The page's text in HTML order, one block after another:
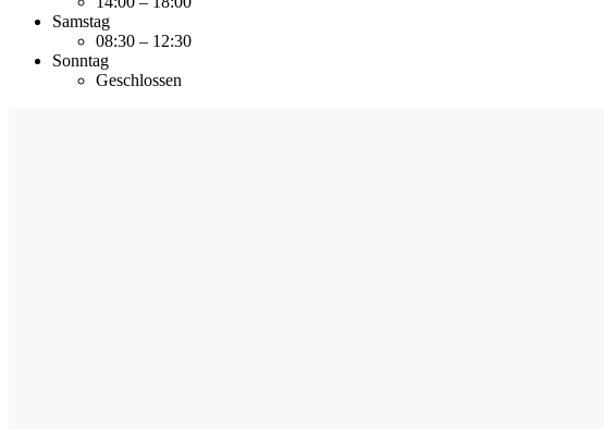
Samstag
08:30 – 12:30
Sonntag
Geschlossen